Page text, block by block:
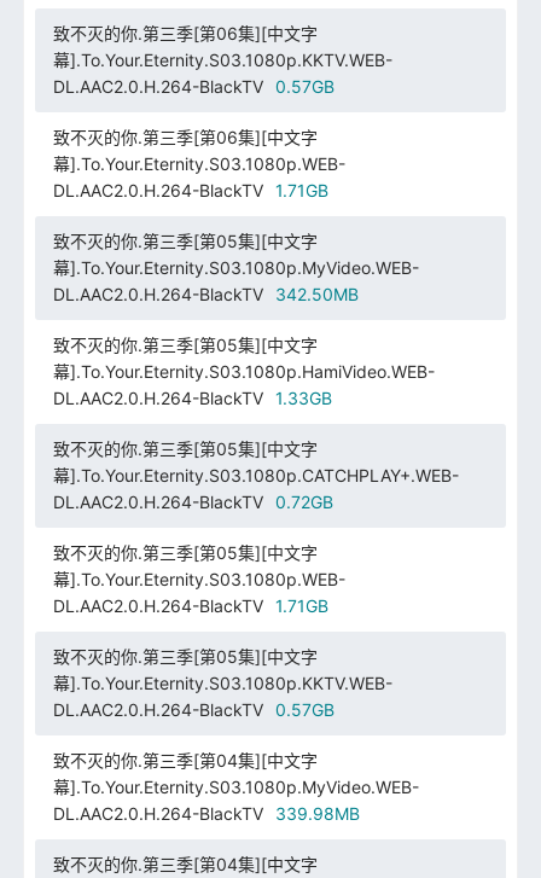
致不灭的你.第三季[第06集][中文字
幕].To.Your.Eternity.S03.1080p.KKTV.WEB-
DL.AAC2.0.H.264-BlackTV
0.57GB
致不灭的你.第三季[第06集][中文字
幕].To.Your.Eternity.S03.1080p.WEB-
DL.AAC2.0.H.264-BlackTV
1.71GB
致不灭的你.第三季[第05集][中文字
幕].To.Your.Eternity.S03.1080p.MyVideo.WEB-
DL.AAC2.0.H.264-BlackTV
342.50MB
致不灭的你.第三季[第05集][中文字
幕].To.Your.Eternity.S03.1080p.HamiVideo.WEB-
DL.AAC2.0.H.264-BlackTV
1.33GB
致不灭的你.第三季[第05集][中文字
幕].To.Your.Eternity.S03.1080p.CATCHPLAY+.WEB-
DL.AAC2.0.H.264-BlackTV
0.72GB
致不灭的你.第三季[第05集][中文字
幕].To.Your.Eternity.S03.1080p.WEB-
DL.AAC2.0.H.264-BlackTV
1.71GB
致不灭的你.第三季[第05集][中文字
幕].To.Your.Eternity.S03.1080p.KKTV.WEB-
DL.AAC2.0.H.264-BlackTV
0.57GB
致不灭的你.第三季[第04集][中文字
幕].To.Your.Eternity.S03.1080p.MyVideo.WEB-
DL.AAC2.0.H.264-BlackTV
339.98MB
致不灭的你.第三季[第04集][中文字